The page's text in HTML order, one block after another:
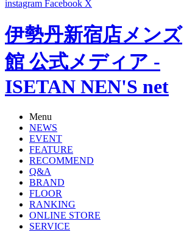
instagram Facebook X
伊勢丹新宿店メンズ
館 公式メディア -
ISETAN NEN'S net
Menu
NEWS
EVENT
FEATURE
RECOMMEND
Q&A
BRAND
FLOOR
RANKING
ONLINE STORE
SERVICE